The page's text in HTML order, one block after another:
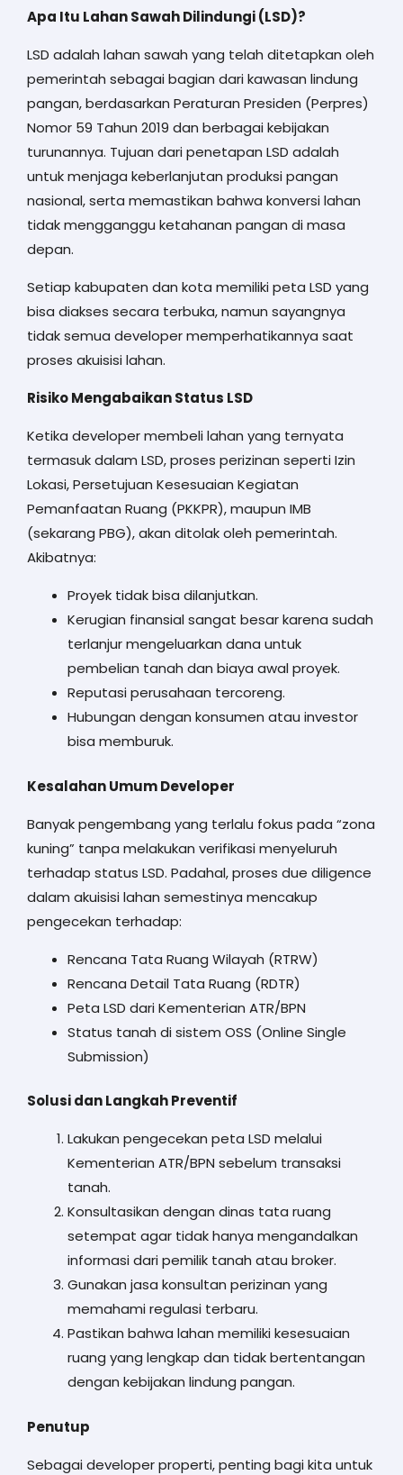
Apa Itu Lahan Sawah Dilindungi (LSD)?
LSD adalah lahan sawah yang telah ditetapkan oleh
pemerintah sebagai bagian dari kawasan lindung
pangan, berdasarkan Peraturan Presiden (Perpres)
Nomor 59 Tahun 2019 dan berbagai kebijakan
turunannya. Tujuan dari penetapan LSD adalah
untuk menjaga keberlanjutan produksi pangan
nasional, serta memastikan bahwa konversi lahan
tidak mengganggu ketahanan pangan di masa
depan.
Setiap kabupaten dan kota memiliki peta LSD yang
bisa diakses secara terbuka, namun sayangnya
tidak semua developer memperhatikannya saat
proses akuisisi lahan.
Risiko Mengabaikan Status LSD
Ketika developer membeli lahan yang ternyata
termasuk dalam LSD, proses perizinan seperti Izin
Lokasi, Persetujuan Kesesuaian Kegiatan
Pemanfaatan Ruang (PKKPR), maupun IMB
(sekarang PBG), akan ditolak oleh pemerintah.
Akibatnya:
Proyek tidak bisa dilanjutkan.
Kerugian finansial sangat besar karena sudah
terlanjur mengeluarkan dana untuk
pembelian tanah dan biaya awal proyek.
Reputasi perusahaan tercoreng.
Hubungan dengan konsumen atau investor
bisa memburuk.
Kesalahan Umum Developer
Banyak pengembang yang terlalu fokus pada “zona
kuning” tanpa melakukan verifikasi menyeluruh
terhadap status LSD. Padahal, proses due diligence
dalam akuisisi lahan semestinya mencakup
pengecekan terhadap:
Rencana Tata Ruang Wilayah (RTRW)
Rencana Detail Tata Ruang (RDTR)
Peta LSD dari Kementerian ATR/BPN
Status tanah di sistem OSS (Online Single
Submission)
Solusi dan Langkah Preventif
Lakukan pengecekan peta LSD melalui
Kementerian ATR/BPN sebelum transaksi
tanah.
Konsultasikan dengan dinas tata ruang
setempat agar tidak hanya mengandalkan
informasi dari pemilik tanah atau broker.
Gunakan jasa konsultan perizinan yang
memahami regulasi terbaru.
Pastikan bahwa lahan memiliki kesesuaian
ruang yang lengkap dan tidak bertentangan
dengan kebijakan lindung pangan.
Penutup
Sebagai developer properti, penting bagi kita untuk